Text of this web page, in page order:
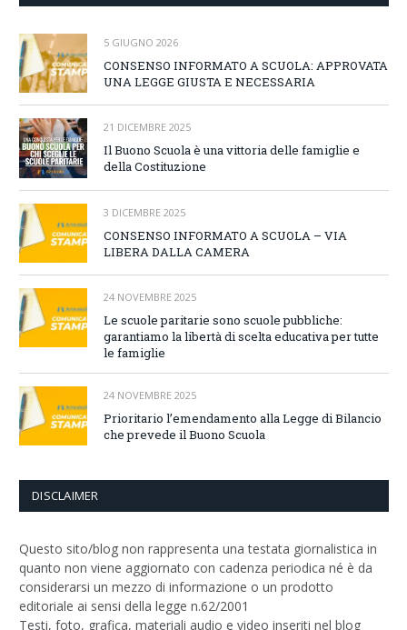
5 GIUGNO 2026
CONSENSO INFORMATO A SCUOLA: APPROVATA
UNA LEGGE GIUSTA E NECESSARIA
21 DICEMBRE 2025
Il Buono Scuola è una vittoria delle famiglie e
della Costituzione
3 DICEMBRE 2025
CONSENSO INFORMATO A SCUOLA – VIA
LIBERA DALLA CAMERA
24 NOVEMBRE 2025
Le scuole paritarie sono scuole pubbliche:
garantiamo la libertà di scelta educativa per tutte
le famiglie
24 NOVEMBRE 2025
Prioritario l’emendamento alla Legge di Bilancio
che prevede il Buono Scuola
DISCLAIMER
Questo sito/blog non rappresenta una testata giornalistica in
quanto non viene aggiornato con cadenza periodica né è da
considerarsi un mezzo di informazione o un prodotto
editoriale ai sensi della legge n.62/2001
Testi, foto, grafica, materiali audio e video inseriti nel blog